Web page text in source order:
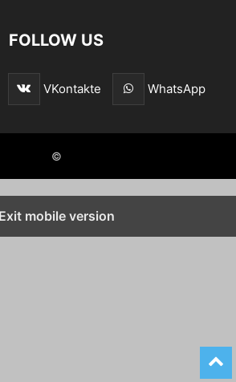
FOLLOW US
VKontakte WhatsApp
©
Exit mobile version